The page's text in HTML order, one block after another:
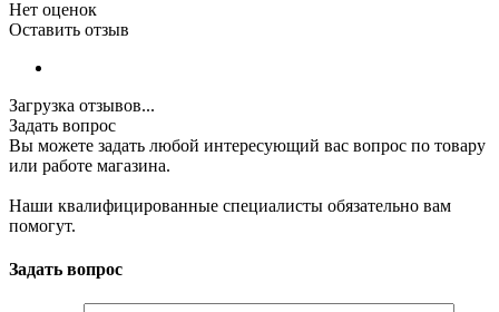
Нет оценок
Оставить отзыв
Загрузка отзывов...
Задать вопрос
Вы можете задать любой интересующий вас вопрос по товару
или работе магазина.
Наши квалифицированные специалисты обязательно вам
помогут.
Задать вопрос